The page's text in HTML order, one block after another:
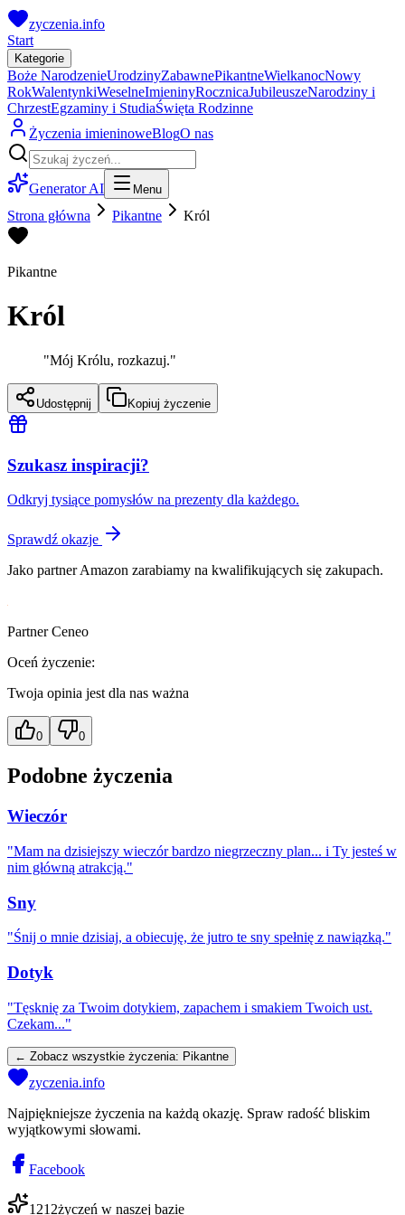
zyczenia.info
Start
Kategorie
Boże NarodzenieUrodzinyZabawnePikantneWielkanocNowy
RokWalentynkiWeselneImieninyRocznicaJubileuszeNarodziny i
ChrzestEgzaminy i StudiaŚwięta Rodzinne
Życzenia imieninoweBlogO nas
Generator AI Menu
Strona główna Pikantne Król
Pikantne
Król
"Mój Królu, rozkazuj."
Udostępnij Kopiuj życzenie
Szukasz inspiracji?
Odkryj tysiące pomysłów na prezenty dla każdego.
Sprawdź okazje
Jako partner Amazon zarabiamy na kwalifikujących się zakupach.
Partner Ceneo
Oceń życzenie:
Twoja opinia jest dla nas ważna
0 0
Podobne życzenia
Wieczór
"Mam na dzisiejszy wieczór bardzo niegrzeczny plan... i Ty jesteś w
nim główną atrakcją."
Sny
"Śnij o mnie dzisiaj, a obiecuję, że jutro te sny spełnię z nawiązką."
Dotyk
"Tęsknię za Twoim dotykiem, zapachem i smakiem Twoich ust.
Czekam..."
← Zobacz wszystkie życzenia: Pikantne
zyczenia.info
Najpiękniejsze życzenia na każdą okazję. Spraw radość bliskim
wyjątkowymi słowami.
Facebook
1212życzeń w naszej bazie